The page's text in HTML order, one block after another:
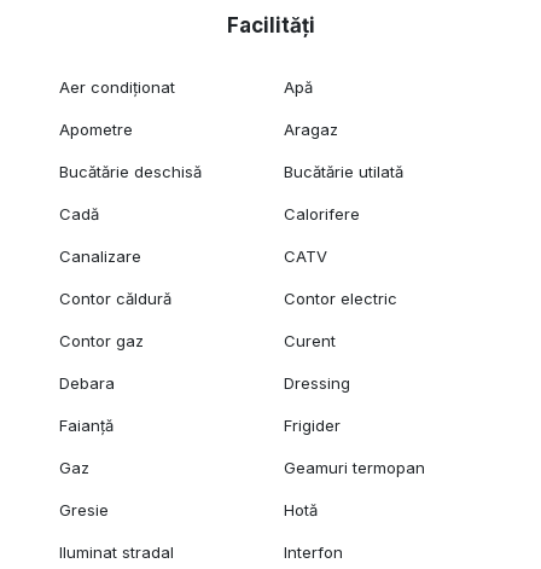
Facilități
Aer condiționat Apă
Apometre Aragaz
Bucătărie deschisă Bucătărie utilată
Cadă Calorifere
Canalizare CATV
Contor căldură Contor electric
Contor gaz Curent
Debara Dressing
Faianță Frigider
Gaz Geamuri termopan
Gresie Hotă
Iluminat stradal Interfon